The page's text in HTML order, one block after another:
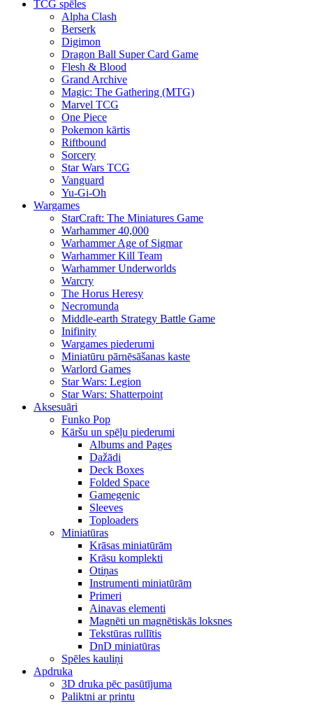
TCG spēles
Alpha Clash
Berserk
Digimon
Dragon Ball Super Card Game
Flesh & Blood
Grand Archive
Magic: The Gathering (MTG)
Marvel TCG
One Piece
Pokemon kārtis
Riftbound
Sorcery
Star Wars TCG
Vanguard
Yu-Gi-Oh
Wargames
StarCraft: The Miniatures Game
Warhammer 40,000
Warhammer Age of Sigmar
Warhammer Kill Team
Warhammer Underworlds
Warcry
The Horus Heresy
Necromunda
Middle-earth Strategy Battle Game
Inifinity
Wargames piederumi
Miniatūru pārnēsāšanas kaste
Warlord Games
Star Wars: Legion
Star Wars: Shatterpoint
Aksesuāri
Funko Pop
Kāršu un spēļu piederumi
Albums and Pages
Dažādi
Deck Boxes
Folded Space
Gamegenic
Sleeves
Toploaders
Miniatūras
Krāsas miniatūrām
Krāsu komplekti
Otiņas
Instrumenti miniatūrām
Primeri
Ainavas elementi
Magnēti un magnētiskās loksnes
Tekstūras rullītis
DnD miniatūras
Spēles kauliņi
Apdruka
3D druka pēc pasūtījuma
Paliktni ar printu